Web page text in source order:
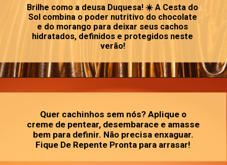
Brilhe como a deusa Duquesa! ☀️ A Cesta do
Sol combina o poder nutritivo do chocolate
e do morango para deixar seus cachos
hidratados, definidos e protegidos neste
verão!
Quer cachinhos sem nós? Aplique o
creme de pentear, desembarace e amasse
bem para definir. Não precisa enxaguar.
Fique De Repente Pronta para arrasar!